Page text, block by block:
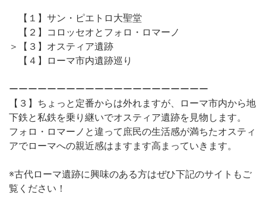
【１】サン・ピエトロ大聖堂
【２】コロッセオとフォロ・ロマーノ
＞【３】オスティア遺跡
【４】ローマ市内遺跡巡り
ーーーーーーーーーーーーーーーーーーーーー
【３】ちょっと定番からは外れますが、ローマ市内から地
下鉄と私鉄を乗り継いでオスティア遺跡を見物します。
フォロ・ロマーノと違って庶民の生活感が満ちたオスティ
アでローマへの親近感はますます高まっていきます。
※古代ローマ遺跡に興味のある方はぜひ下記のサイトもご
覧ください！